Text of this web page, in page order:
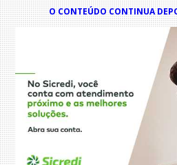
O CONTEÚDO CONTINUA